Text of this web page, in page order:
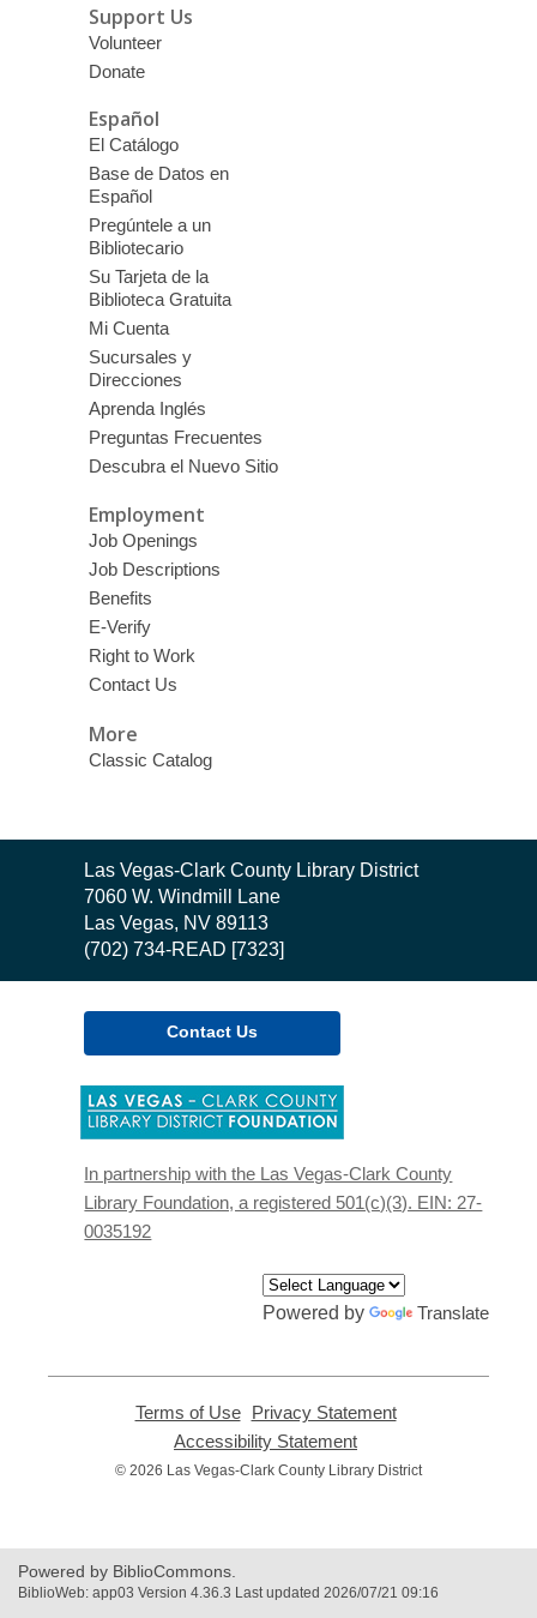
Support Us
Volunteer
Donate
Español
El Catálogo
Base de Datos en
Español
Pregúntele a un
Bibliotecario
Su Tarjeta de la
Biblioteca Gratuita
Mi Cuenta
Sucursales y
Direcciones
Aprenda Inglés
Preguntas Frecuentes
Descubra el Nuevo Sitio
Employment
Job Openings
Job Descriptions
Benefits
E-Verify
Right to Work
Contact Us
More
Classic Catalog
Contact
the
Library
Las Vegas-Clark County Library District
7060 W. Windmill Lane
Las Vegas, NV 89113
(702) 734-READ [7323]
Contact Us
new
window
In partnership with the Las Vegas-Clark County
Library Foundation, a registered 501(c)(3). EIN: 27-
0035192
Powered by Translate
Terms of Use,
opens
new
Privacy Statement,
new
Accessibility Statement
opens
© 2026 Las Vegas-Clark County Library District
Powered by BiblioCommons.
BiblioWeb: app03 Version 4.36.3 Last updated 2026/07/21 09:16